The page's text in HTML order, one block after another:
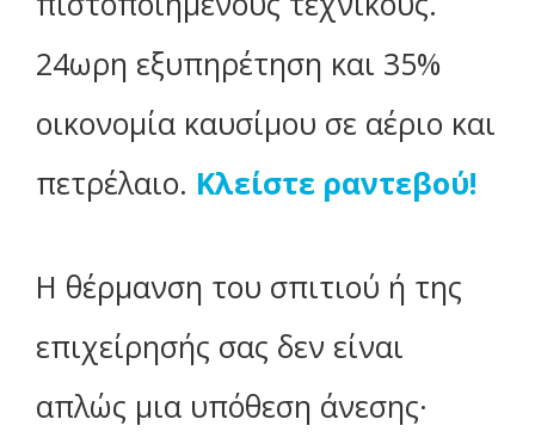
24ωρη εξυπηρέτηση και 35%
οικονομία καυσίμου σε αέριο και
πετρέλαιο. Κλείστε ραντεβού!
Η θέρμανση του σπιτιού ή της
επιχείρησής σας δεν είναι
απλώς μια υπόθεση άνεσης·